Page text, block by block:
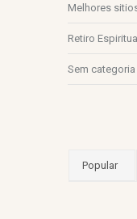
Melhores
Retiro
Sem categoria
Popular